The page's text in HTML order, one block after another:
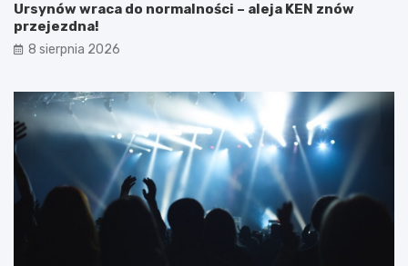
Ursynów wraca do normalności – aleja KEN znów
przejezdna!
8 sierpnia 2026